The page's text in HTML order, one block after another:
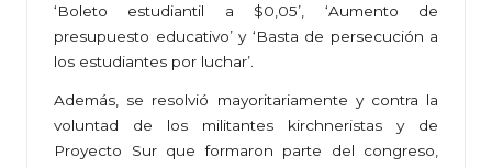
‘Boleto estudiantil a $0,05’, ‘Aumento de
presupuesto educativo’ y ‘Basta de persecución a
los estudiantes por luchar’.
Además, se resolvió mayoritariamente y contra la
voluntad de los militantes kirchneristas y de
Proyecto Sur que formaron parte del congreso,